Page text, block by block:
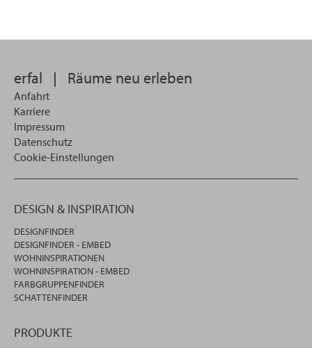
erfal | Räume neu erleben
Anfahrt
Karriere
Impressum
Datenschutz
Cookie-Einstellungen
DESIGN & INSPIRATION
DESIGNFINDER
DESIGNFINDER - EMBED
WOHNINSPIRATIONEN
WOHNINSPIRATION - EMBED
FARBGRUPPENFINDER
SCHATTENFINDER
PRODUKTE